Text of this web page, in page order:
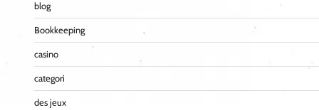
blog
Bookkeeping
casino
categori
des jeux